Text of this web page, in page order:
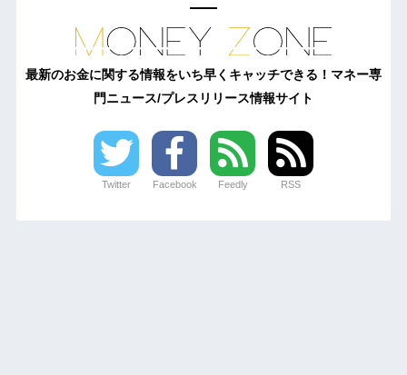
最新のお金に関する情報をいち早くキャッチできる！マネー専
門ニュース/プレスリリース情報サイト
Twitter Facebook Feedly RSS